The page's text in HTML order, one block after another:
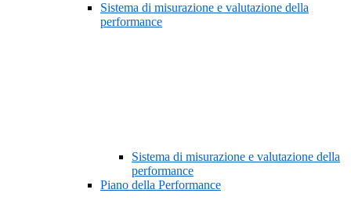
Sistema di misurazione e valutazione della
performance
Sistema di misurazione e valutazione della
performance
Piano della Performance